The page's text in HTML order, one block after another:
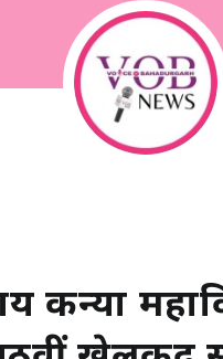
कन्या